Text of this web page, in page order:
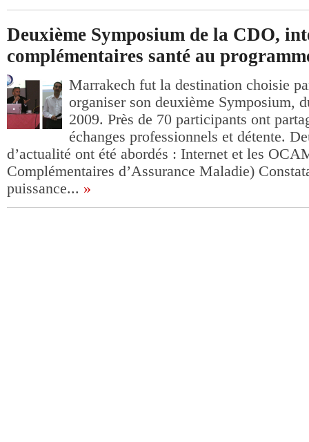
Deuxième Symposium de la CDO,
complémentaires santé au
Marrakech fut la destination choisie
organiser son deuxième Symposium,
2009. Près de 70 participants ont
échanges professionnels et détente.
d’actualité ont été abordés : Internet et les
Complémentaires d’Assurance Maladie)
puissance... »